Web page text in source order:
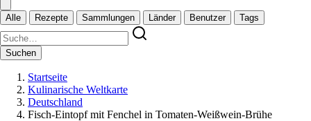
Alle Rezepte Sammlungen Länder Benutzer Tags
Suchen
Startseite
Kulinarische Weltkarte
Deutschland
Fisch-Eintopf mit Fenchel in Tomaten-Weißwein-Brühe